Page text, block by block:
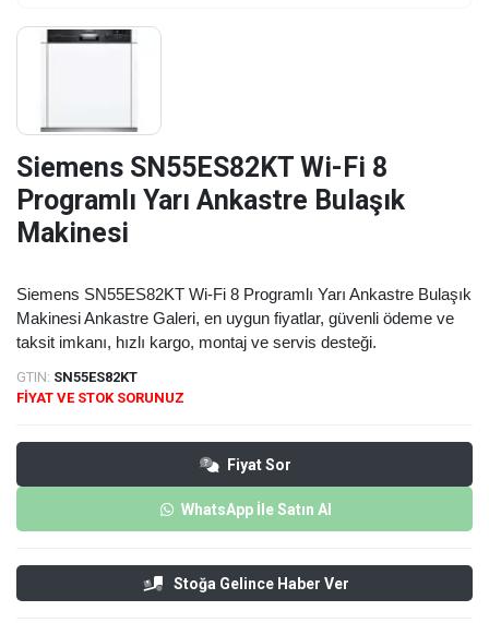
Siemens SN55ES82KT Wi-Fi 8
Programlı Yarı Ankastre Bulaşık
Makinesi
Siemens SN55ES82KT Wi-Fi 8 Programlı Yarı Ankastre Bulaşık
Makinesi Ankastre Galeri, en uygun fiyatlar, güvenli ödeme ve
taksit imkanı, hızlı kargo, montaj ve servis desteği.
GTIN: SN55ES82KT
FİYAT VE STOK SORUNUZ
Fiyat Sor
WhatsApp İle Satın Al
Stoğa Gelince Haber Ver